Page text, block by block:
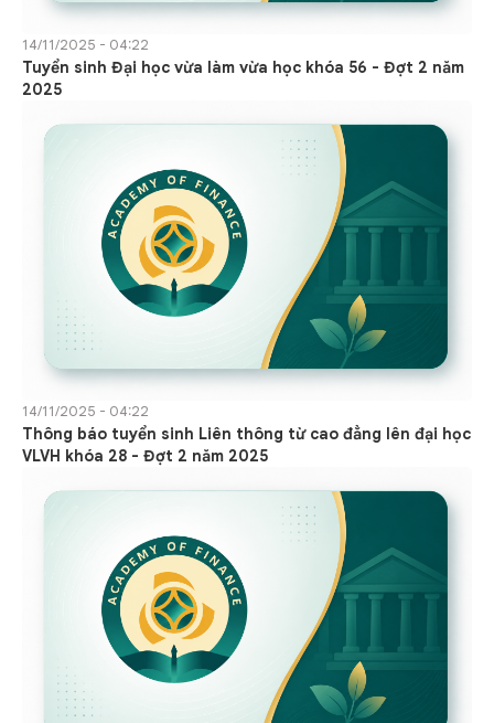
14/11/2025 - 04:22
Tuyển sinh Đại học vừa làm vừa học khóa 56 - Đợt 2 năm
2025
14/11/2025 - 04:22
Thông báo tuyển sinh Liên thông từ cao đẳng lên đại học
VLVH khóa 28 - Đợt 2 năm 2025